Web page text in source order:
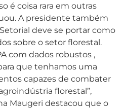
é coisa rara em outras
A presidente também
deve se portar como
sobre o setor florestal.
com dados robustos ,
que tenhamos uma
capazes de combater
florestal”,
Maugeri destacou que o